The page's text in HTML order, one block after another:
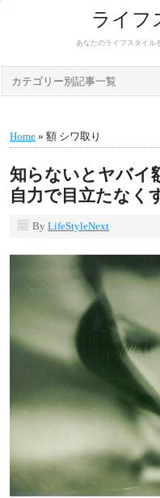
ライフ
あなたのライフスタイル
カテゴリー別記事一覧
Home » 額 シワ取り
知らないとヤバイ
自力で目立たなく
By LifeStyleNext